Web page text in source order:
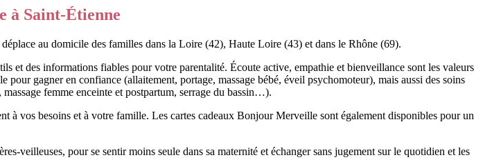
à Saint-Étienne
déplace au domicile des familles dans la Loire (42), Haute Loire (43) et dans le Rhône (69).
et des informations fiables pour votre parentalité. Écoute active, empathie et bienveillance sont les valeurs
gagner en confiance (allaitement, portage, massage bébé, éveil psychomoteur), mais aussi des soins
femme enceinte et postpartum, serrage du bassin…).
à vos besoins et à votre famille. Les cartes cadeaux Bonjour Merveille sont également disponibles pour un
veilleuses, pour se sentir moins seule dans sa maternité et échanger sans jugement sur le quotidien et les